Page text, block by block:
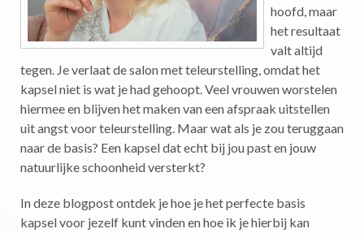
hoofd, maar
het resultaat
valt altijd
tegen. Je verlaat de salon met teleurstelling, omdat het
kapsel niet is wat je had gehoopt. Veel vrouwen worstelen
hiermee en blijven het maken van een afspraak uitstellen
uit angst voor teleurstelling. Maar wat als je zou teruggaan
naar de basis? Een kapsel dat echt bij jou past en jouw
natuurlijke schoonheid versterkt?
In deze blogpost ontdek je hoe je het perfecte basis
kapsel voor jezelf kunt vinden en hoe ik je hierbij kan